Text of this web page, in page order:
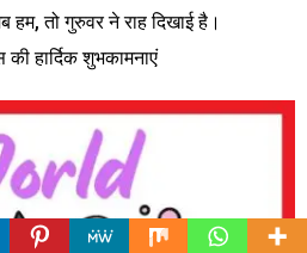
तो गुरुवर ने राह दिखाई है।
की हार्दिक शुभकामनाएं